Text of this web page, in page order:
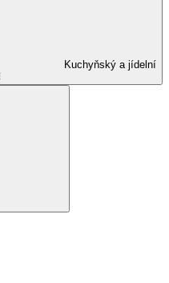
Kuchyňský a jídelní